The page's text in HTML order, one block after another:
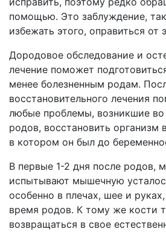
помощью. Это заблуждение,
избежать этого, оправиться от
Дородовое обследование и
лечение поможет
менее болезненным родам.
восстановительного лечения
любые проблемы, возникшие
родов, восстановить организм
в котором он был до
В первые 1-2 дня после родов,
испытывают мышечную
особенно в плечах, шее и
время родов. К тому же кости
возвращаться в свое